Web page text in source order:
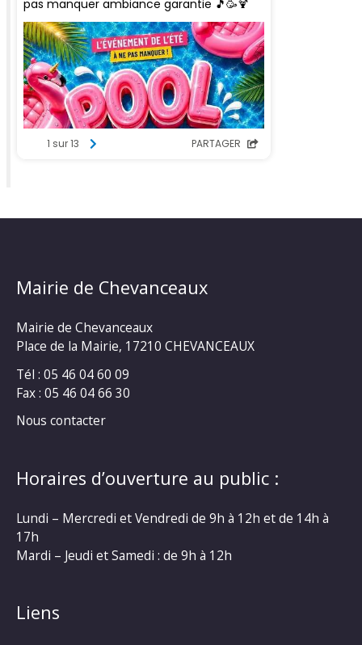
Mairie de Chevanceaux
Mairie de Chevanceaux
Place de la Mairie, 17210 CHEVANCEAUX
Tél : 05 46 04 60 09
Fax : 05 46 04 66 30
Nous contacter
Horaires d’ouverture au public :
Lundi – Mercredi et Vendredi de 9h à 12h et de 14h à
17h
Mardi – Jeudi et Samedi : de 9h à 12h
Liens